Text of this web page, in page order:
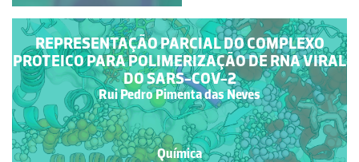
REPRESENTAÇÃO PARCIAL DO COMPLEXO
PROTEICO PARA POLIMERIZAÇÃO DE RNA VIRAL
DO SARS-COV-2
Rui Pedro Pimenta das Neves
Química